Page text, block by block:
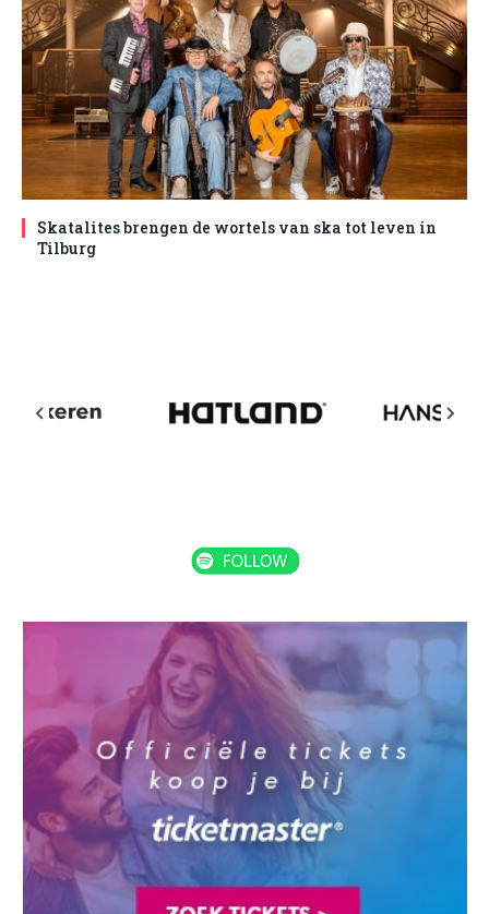
Skatalites brengen de wortels van ska tot leven in
Tilburg